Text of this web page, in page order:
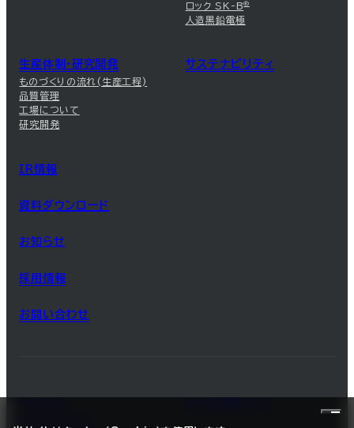
ロック SK-B®
人造黒鉛電極
生産体制・研究開発
ものづくりの流れ(生産工程)
品質管理
工場について
研究開発
サステナビリティ
IR情報
資料ダウンロード
お知らせ
採用情報
お問い合わせ